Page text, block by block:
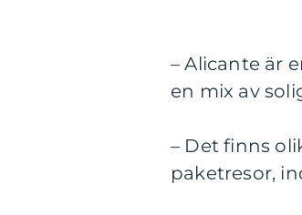
– Alicante är
en mix av
– Det finns
paketresor,